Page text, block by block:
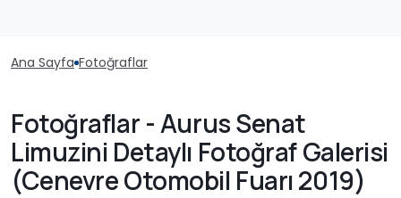
Ana Sayfa Fotoğraflar
Fotoğraflar - Aurus Senat
Limuzini Detaylı Fotoğraf Galerisi
(Cenevre Otomobil Fuarı 2019)